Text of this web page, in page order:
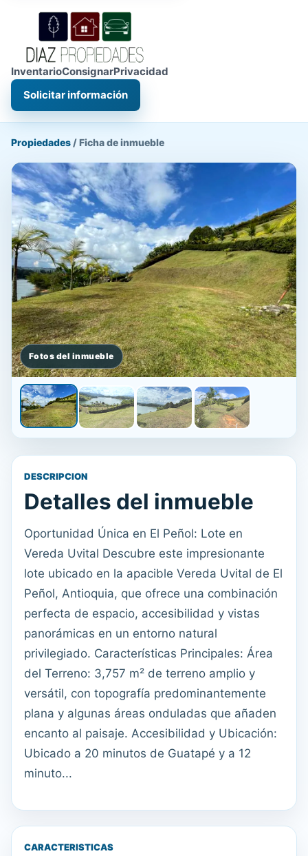
InventarioConsignarPrivacidad
Solicitar información
Propiedades /Ficha de inmueble
DESCRIPCION
Detalles del inmueble
Oportunidad Única en El Peñol: Lote en
Vereda Uvital Descubre este impresionante
lote ubicado en la apacible Vereda Uvital de El
Peñol, Antioquia, que ofrece una combinación
perfecta de espacio, accesibilidad y vistas
panorámicas en un entorno natural
privilegiado. Características Principales: Área
del Terreno: 3,757 m² de terreno amplio y
versátil, con topografía predominantemente
plana y algunas áreas onduladas que añaden
encanto al paisaje. Accesibilidad y Ubicación:
Ubicado a 20 minutos de Guatapé y a 12
minuto...
CARACTERISTICAS